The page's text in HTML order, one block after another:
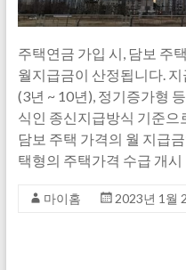
주택연금 가입 시, 담보 주
월지급금이 산정됩니다.
(3년 ~ 10년), 정기증가형
식인 종신지급방식 기준으
담보 주택 가격의 월 지급
택형의 주택가격 수급 개시
마이홈 2023년 1월